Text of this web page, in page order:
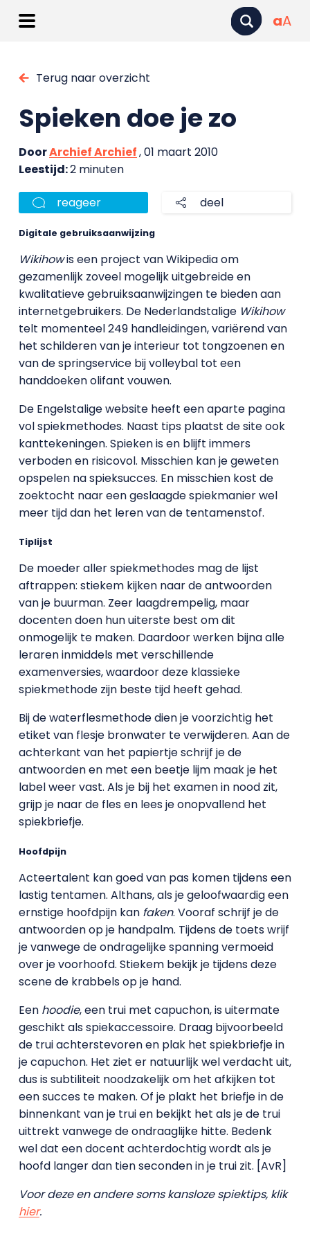
aA
Terug naar overzicht
Spieken doe je zo
DoorArchief Archief, 01 maart 2010
Leestijd:2 minuten
reageer deel
Digitale gebruiksaanwijzing
Wikihowis een project van Wikipedia om
gezamenlijk zoveel mogelijk uitgebreide en
kwalitatieve gebruiksaanwijzingen te bieden aan
internetgebruikers. De Nederlandstalige Wikihow
telt momenteel 249 handleidingen, variërend van
het schilderen van je interieur tot tongzoenen en
van de springservice bij volleybal tot een
handdoeken olifant vouwen.
De Engelstalige website heeft een aparte pagina
vol spiekmethodes. Naast tips plaatst de site ook
kanttekeningen. Spieken is en blijft immers
verboden en risicovol. Misschien kan je geweten
opspelen na spieksucces. En misschien kost de
zoektocht naar een geslaagde spiekmanier wel
meer tijd dan het leren van de tentamenstof.
Tiplijst
De moeder aller spiekmethodes mag de lijst
aftrappen: stiekem kijken naar de antwoorden
van je buurman. Zeer laagdrempelig, maar
docenten doen hun uiterste best om dit
onmogelijk te maken. Daardoor werken bijna alle
leraren inmiddels met verschillende
examenversies, waardoor deze klassieke
spiekmethode zijn beste tijd heeft gehad.
Bij de waterflesmethode dien je voorzichtig het
etiket van flesje bronwater te verwijderen. Aan de
achterkant van het papiertje schrijf je de
antwoorden en met een beetje lijm maak je het
label weer vast. Als je bij het examen in nood zit,
grijp je naar de fles en lees je onopvallend het
spiekbriefje.
Hoofdpijn
Acteertalent kan goed van pas komen tijdens een
lastig tentamen. Althans, als je geloofwaardig een
ernstige hoofdpijn kan faken. Vooraf schrijf je de
antwoorden op je handpalm. Tijdens de toets wrijf
je vanwege de ondragelijke spanning vermoeid
over je voorhoofd. Stiekem bekijk je tijdens deze
scene de krabbels op je hand.
Een hoodie, een trui met capuchon, is uitermate
geschikt als spiekaccessoire. Draag bijvoorbeeld
de trui achterstevoren en plak het spiekbriefje in
je capuchon. Het ziet er natuurlijk wel verdacht uit,
dus is subtiliteit noodzakelijk om het afkijken tot
een succes te maken. Of je plakt het briefje in de
binnenkant van je trui en bekijkt het als je de trui
uittrekt vanwege de ondraaglijke hitte. Bedenk
wel dat een docent achterdochtig wordt als je
hoofd langer dan tien seconden in je trui zit. [AvR]
Voor deze en andere soms kansloze spiektips, klik
hier.